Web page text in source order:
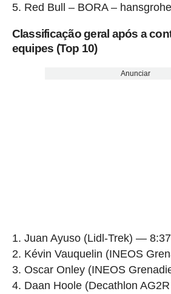
Red Bull – BORA –
Classificação geral após a
equipes (Top 10)
Anunciar
1. Juan Ayuso (Lidl-Trek) —
2. Kévin Vauquelin (INEOS
3. Oscar Onley (INEOS
4. Daan Hoole (Decathlon